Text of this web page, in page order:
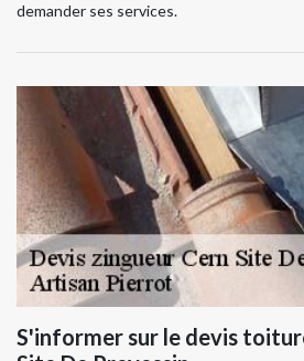
demander ses services.
S'informer sur le devis